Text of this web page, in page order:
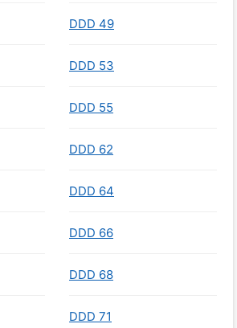
DDD 49
DDD 53
DDD 55
DDD 62
DDD 64
DDD 66
DDD 68
DDD 71